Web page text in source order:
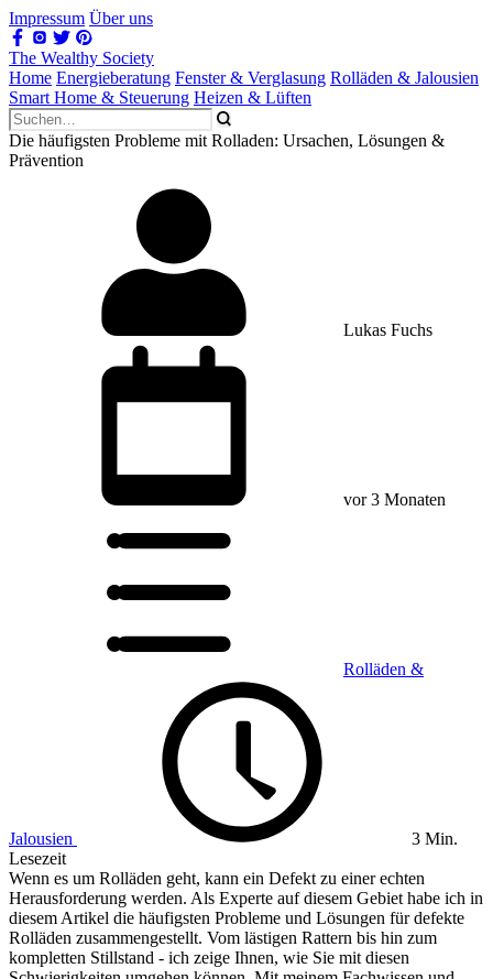
Impressum Über uns
The Wealthy Society
Home Energieberatung Fenster & Verglasung Rolläden & Jalousien
Smart Home & Steuerung Heizen & Lüften
Die häufigsten Probleme mit Rolladen: Ursachen, Lösungen &
Prävention
Lukas Fuchs
vor 3 Monaten
Rolläden &
Jalousien
3 Min.
Lesezeit
Wenn es um Rolläden geht, kann ein Defekt zu einer echten
Herausforderung werden. Als Experte auf diesem Gebiet habe ich in
diesem Artikel die häufigsten Probleme und Lösungen für defekte
Rolläden zusammengestellt. Vom lästigen Rattern bis hin zum
kompletten Stillstand - ich zeige Ihnen, wie Sie mit diesen